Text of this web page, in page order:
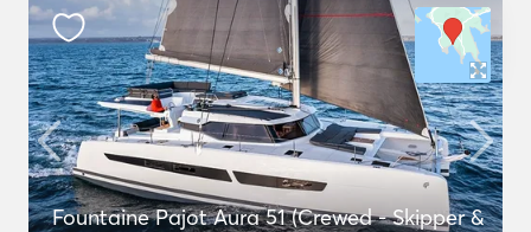
Fountaine Pajot Aura 51 (Crewed - Skipper &